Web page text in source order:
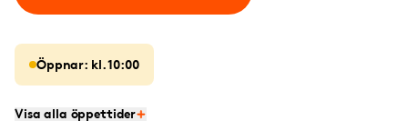
Öppnar: kl. 10:00
Visa alla öppettider